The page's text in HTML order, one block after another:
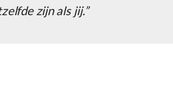
zijn als jij.”